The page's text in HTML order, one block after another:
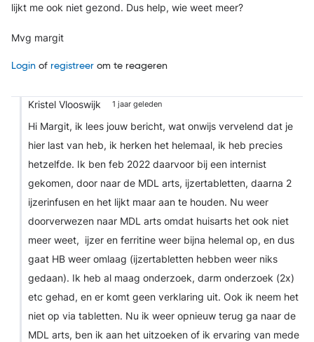
lijkt me ook niet gezond. Dus help, wie weet meer?
Mvg margit
Login of registreer om te reageren
Kristel Vlooswijk 1 jaar geleden
Hi Margit, ik lees jouw bericht, wat onwijs vervelend dat je
hier last van heb, ik herken het helemaal, ik heb precies
hetzelfde. Ik ben feb 2022 daarvoor bij een internist
gekomen, door naar de MDL arts, ijzertabletten, daarna 2
ijzerinfusen en het lijkt maar aan te houden. Nu weer
doorverwezen naar MDL arts omdat huisarts het ook niet
meer weet, ijzer en ferritine weer bijna helemal op, en dus
gaat HB weer omlaag (ijzertabletten hebben weer niks
gedaan). Ik heb al maag onderzoek, darm onderzoek (2x)
etc gehad, en er komt geen verklaring uit. Ook ik neem het
niet op via tabletten. Nu ik weer opnieuw terug ga naar de
MDL arts, ben ik aan het uitzoeken of ik ervaring van mede